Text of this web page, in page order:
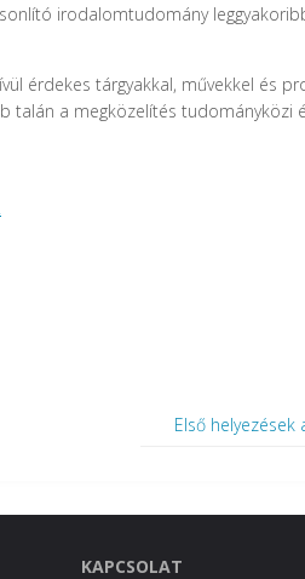
irodalomtudomány
érdekes tárgyakkal, művekkel és
talán a megközelítés tudományközi
Első helyezések
KAPCSOLAT